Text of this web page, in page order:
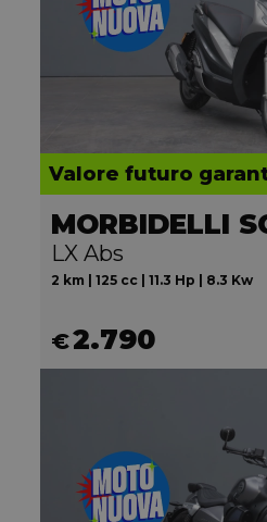
Valore futuro
MORBIDELLI
LX Abs
2 km | 125 cc | 11.3 Hp | 8.3 Kw
€2.790